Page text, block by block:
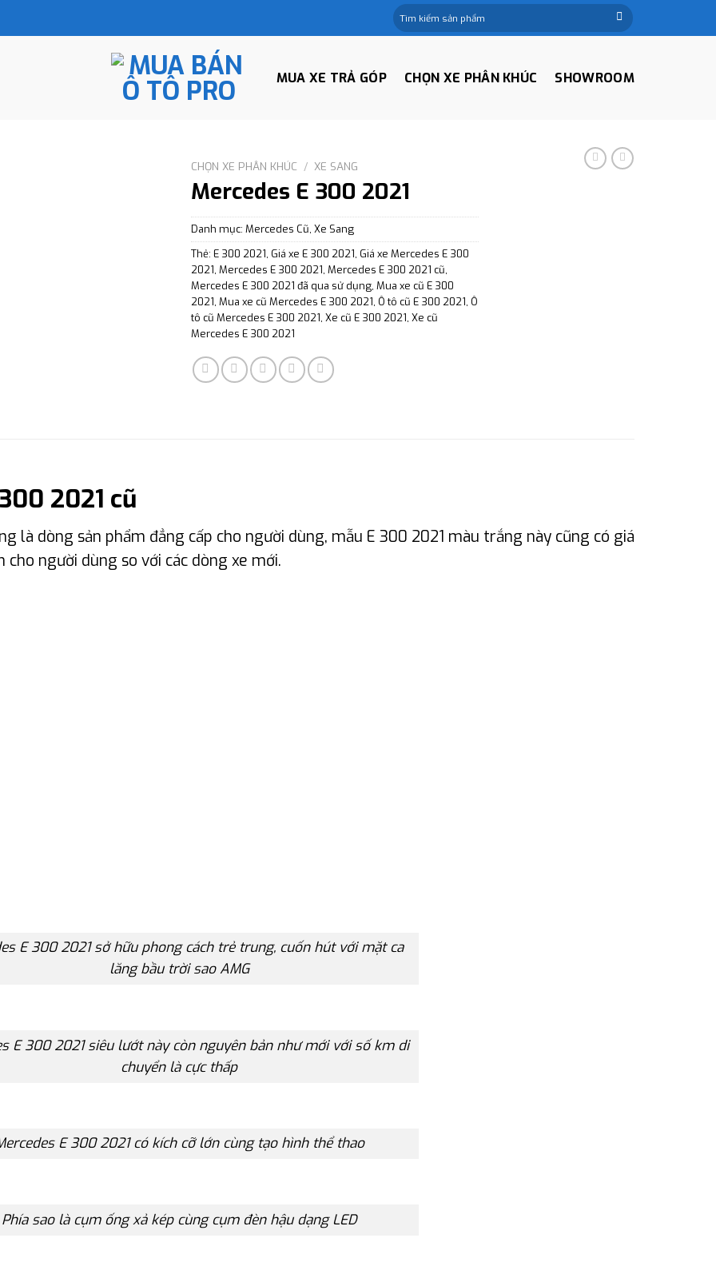
Tìm
kiếm:
MUA XE TRẢ GÓP CHỌN XE PHÂN KHÚC SHOWROOM
CHỌN XE PHÂN KHÚC / XE SANG
Mercedes E 300 2021
Danh mục: Mercedes Cũ, Xe Sang
Thẻ: E 300 2021, Giá xe E 300 2021, Giá xe Mercedes E 300
2021, Mercedes E 300 2021, Mercedes E 300 2021 cũ,
Mercedes E 300 2021 đã qua sử dụng, Mua xe cũ E 300
2021, Mua xe cũ Mercedes E 300 2021, Ô tô cũ E 300 2021, Ô
tô cũ Mercedes E 300 2021, Xe cũ E 300 2021, Xe cũ
Mercedes E 300 2021
2021 cũ
là dòng sản phẩm đẳng cấp cho người dùng, mẫu E 300 2021 màu trắng này cũng có giá
người dùng so với các dòng xe mới.
E 300 2021 sở hữu phong cách trẻ trung, cuốn hút với mặt ca
lăng bầu trời sao AMG
E 300 2021 siêu lướt này còn nguyên bản như mới với số km di
chuyển là cực thấp
E 300 2021 có kích cỡ lớn cùng tạo hình thể thao
Phía sao là cụm ống xả kép cùng cụm đèn hậu dạng LED